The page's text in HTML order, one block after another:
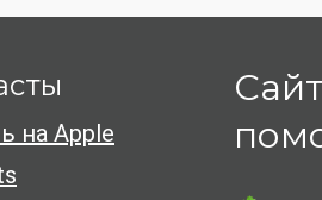
на Apple